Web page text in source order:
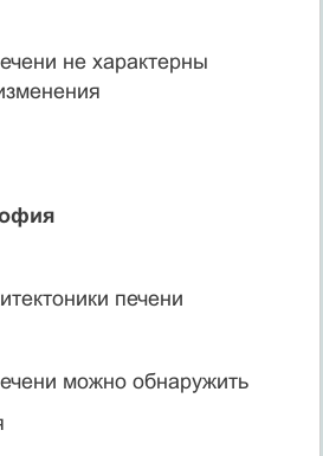
не характерны
печени
можно обнаружить